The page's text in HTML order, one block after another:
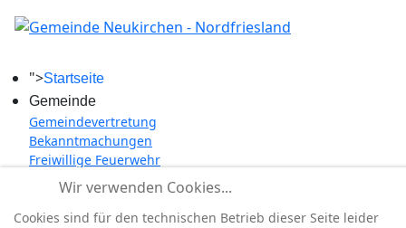
">Startseite
Gemeinde
Gemeindevertretung
Bekanntmachungen
Freiwillige Feuerwehr
TermineWir verwenden Cookies...
Cookies sind für den technischen Betrieb dieser Seite leider